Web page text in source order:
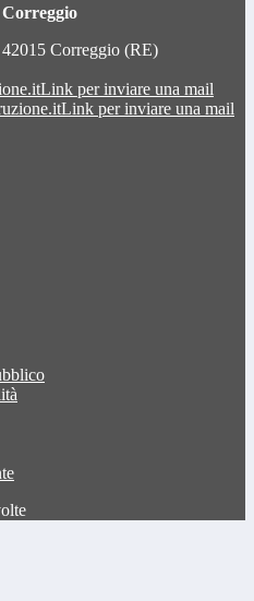
Correggio (RE)
Link per inviare una mail
Link per inviare una mail